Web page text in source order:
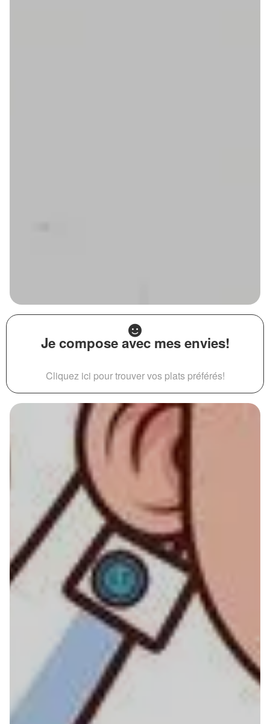
Je compose avec mes envies!
Cliquez ici pour trouver vos plats préférés!